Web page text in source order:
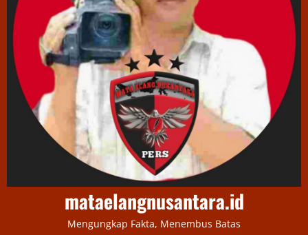
mataelangnusantara.id
Mengungkap Fakta, Menembus Batas